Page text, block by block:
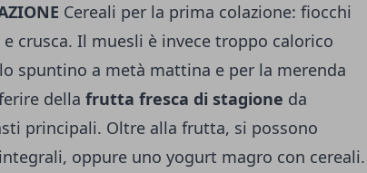
Cereali per la prima colazione: fiocchi
crusca. Il muesli è invece troppo calorico
spuntino a metà mattina e per la merenda
della frutta fresca di stagione da
principali. Oltre alla frutta, si possono
oppure uno yogurt magro con cereali.